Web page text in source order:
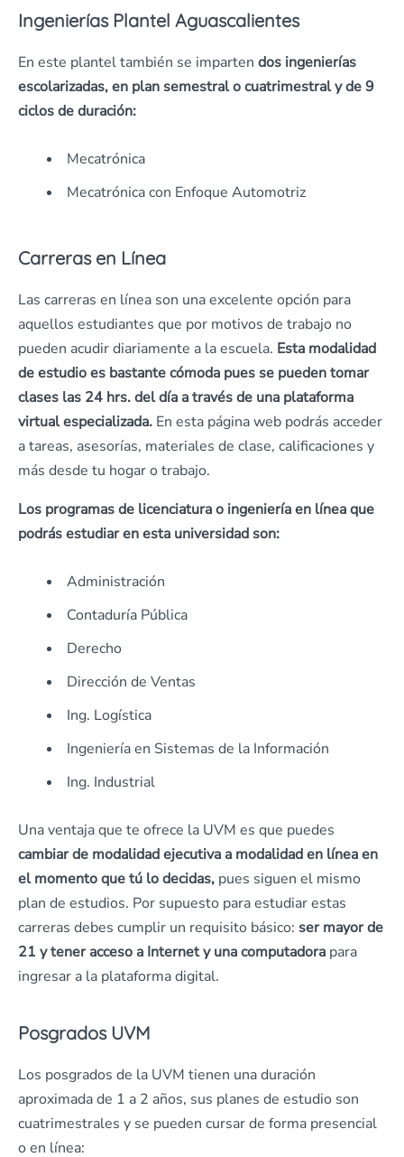
Ingenierías Plantel Aguascalientes
En este plantel también se imparten dos ingenierías
escolarizadas, en plan semestral o cuatrimestral y de 9
ciclos de duración:
Mecatrónica
Mecatrónica con Enfoque Automotriz
Carreras en Línea
Las carreras en línea son una excelente opción para
aquellos estudiantes que por motivos de trabajo no
pueden acudir diariamente a la escuela. Esta modalidad
de estudio es bastante cómoda pues se pueden tomar
clases las 24 hrs. del día a través de una plataforma
virtual especializada. En esta página web podrás acceder
a tareas, asesorías, materiales de clase, calificaciones y
más desde tu hogar o trabajo.
Los programas de licenciatura o ingeniería en línea que
podrás estudiar en esta universidad son:
Administración
Contaduría Pública
Derecho
Dirección de Ventas
Ing. Logística
Ingeniería en Sistemas de la Información
Ing. Industrial
Una ventaja que te ofrece la UVM es que puedes
cambiar de modalidad ejecutiva a modalidad en línea en
el momento que tú lo decidas, pues siguen el mismo
plan de estudios. Por supuesto para estudiar estas
carreras debes cumplir un requisito básico: ser mayor de
21 y tener acceso a Internet y una computadora para
ingresar a la plataforma digital.
Posgrados UVM
Los posgrados de la UVM tienen una duración
aproximada de 1 a 2 años, sus planes de estudio son
cuatrimestrales y se pueden cursar de forma presencial
o en línea: